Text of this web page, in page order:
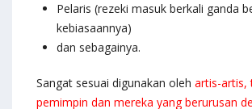
Pelaris (rezeki masuk berkali ganda
kebiasaannya)
dan sebagainya.
Sangat sesuai digunakan oleh artis-artis,
pemimpin dan mereka yang berurusan